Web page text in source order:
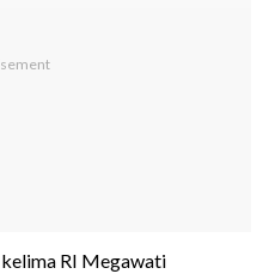
kelima RI Megawati